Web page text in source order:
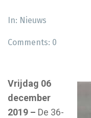
In: Nieuws
Comments: 0
Vrijdag 06
december
2019 – De 36-